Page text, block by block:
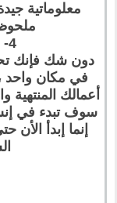
معلوماتية
4- لا تنسى معرض أعمالك
دون شك فإنك
في مكان واحد
أعمالك المنتهية
سوف تبدء في
إنما إبدأ